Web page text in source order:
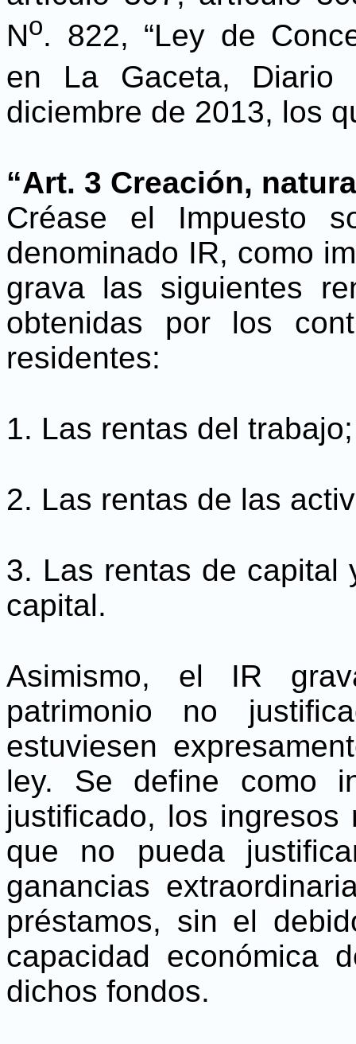
No. 822, “Ley de
en La Gaceta, Diario
diciembre de 2013, los
“Art. 3 Creación,
Créase el Impuesto
denominado IR, como
grava las siguientes
obtenidas por los
residentes:
1. Las rentas del trabajo;
2. Las rentas de las
3. Las rentas de capital
capital.
Asimismo, el IR
patrimonio no
estuviesen
ley. Se define como
justificado, los
que no pueda
ganancias
préstamos, sin el
capacidad económica
dichos fondos.